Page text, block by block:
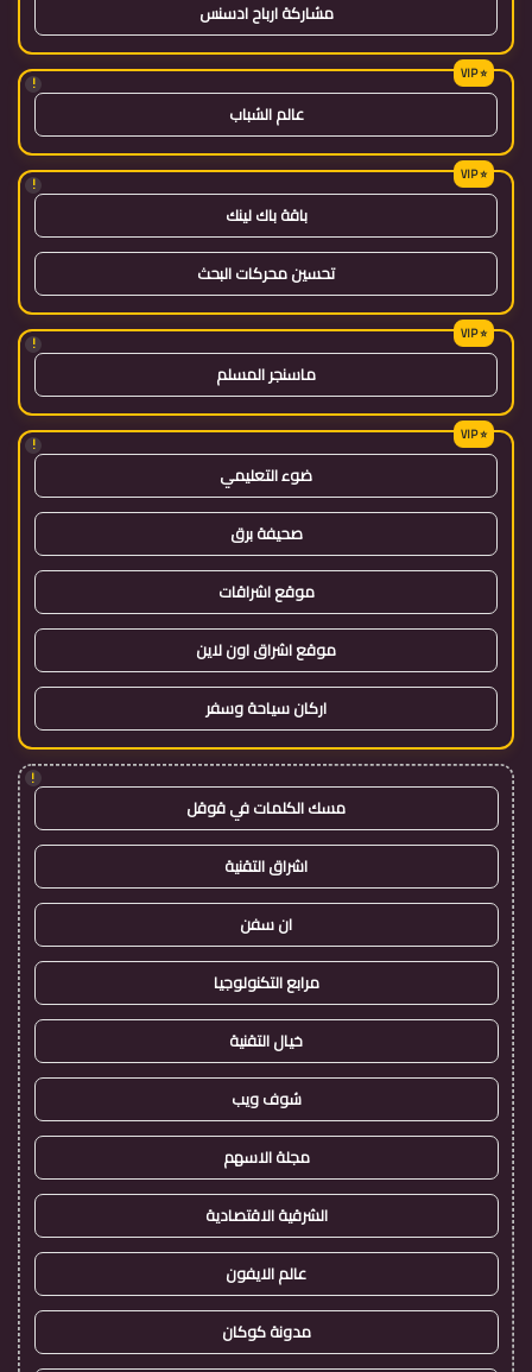
مشاركة ارباح ادسنس
!
عالم الشباب
!
باقة باك لينك
تحسين محركات البحث
!
ماسنجر المسلم
!
ضوء التعليمي
صحيفة برق
موقع اشراقات
موقع اشراق اون لاين
اركان سياحة وسفر
!
مسك الكلمات في قوقل
اشراق التقنية
ان سفن
مرابع التكنولوجيا
خيال التقنية
شوف ويب
مجلة الاسهم
الشرقية الاقتصادية
عالم الايفون
مدونة كوكان